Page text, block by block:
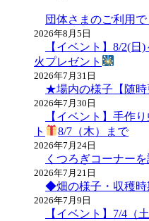
団体さまのご利用で
2026年8月5日
【イベント】8/2(
火プレゼント
2026年7月31日
★場内の様子【随時
2026年7月30日
【イベント】手作
ト
8/7（木）まで
2026年7月24日
くつろぎコーナーを
2026年7月21日
◆畑の様子・収穫
2026年7月9日
【イベント】7/4（